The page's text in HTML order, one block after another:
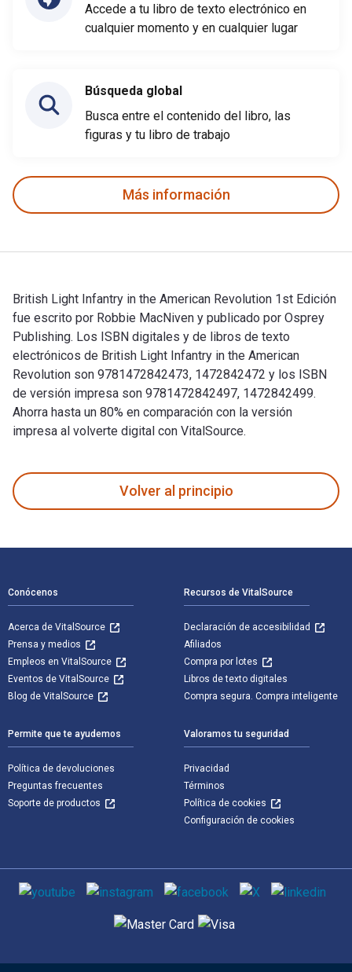
Accede a tu libro de texto electrónico en
cualquier momento y en cualquier lugar
Búsqueda global
Busca entre el contenido del libro, las
figuras y tu libro de trabajo
Más información
British Light Infantry in the American Revolution 1st Edición
fue escrito por Robbie MacNiven y publicado por Osprey
Publishing. Los ISBN digitales y de libros de texto
electrónicos de British Light Infantry in the American
Revolution son 9781472842473, 1472842472 y los ISBN
de versión impresa son 9781472842497, 1472842499.
Ahorra hasta un 80% en comparación con la versión
impresa al volverte digital con VitalSource.
Volver al principio
Conócenos
Acerca de VitalSource
Prensa y medios
Empleos en VitalSource
Eventos de VitalSource
Blog de VitalSource
Recursos de VitalSource
Declaración de accesibilidad
Afiliados
Compra por lotes
Libros de texto digitales
Compra segura. Compra inteligente
Permite que te ayudemos
Política de devoluciones
Preguntas frecuentes
Soporte de productos
Valoramos tu seguridad
Privacidad
Términos
Política de cookies
Configuración de cookies
Medios de comunicación social
Métodos de pago admitidos